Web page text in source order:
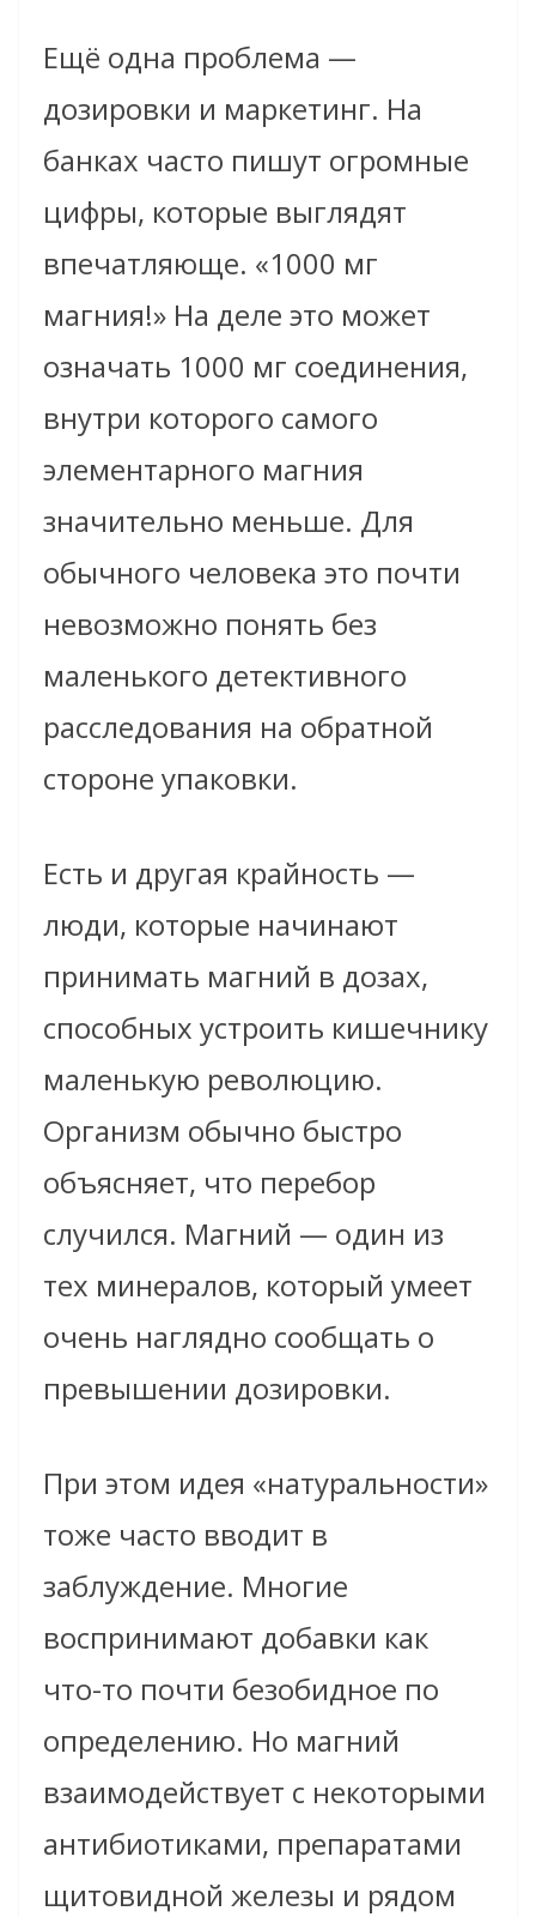
Ещё одна проблема —
дозировки и маркетинг. На
банках часто пишут огромные
цифры, которые выглядят
впечатляюще. «1000 мг
магния!» На деле это может
означать 1000 мг соединения,
внутри которого самого
элементарного магния
значительно меньше. Для
обычного человека это почти
невозможно понять без
маленького детективного
расследования на обратной
стороне упаковки.
Есть и другая крайность —
люди, которые начинают
принимать магний в дозах,
способных устроить кишечнику
маленькую революцию.
Организм обычно быстро
объясняет, что перебор
случился. Магний — один из
тех минералов, который умеет
очень наглядно сообщать о
превышении дозировки.
При этом идея «натуральности»
тоже часто вводит в
заблуждение. Многие
воспринимают добавки как
что-то почти безобидное по
определению. Но магний
взаимодействует с некоторыми
антибиотиками, препаратами
щитовидной железы и рядом